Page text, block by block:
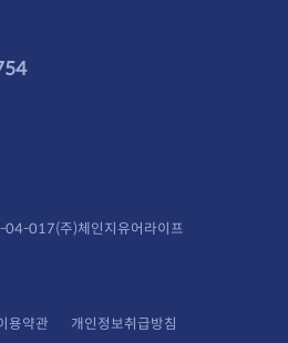
017(주)체인지유어라이프
용약관
개인정보취급방침